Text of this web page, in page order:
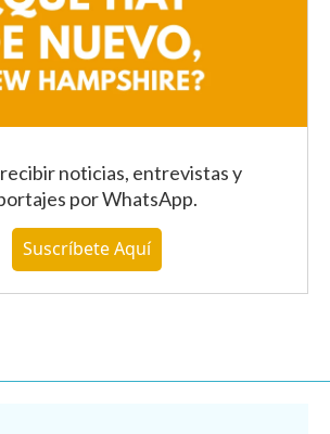
noticias, entrevistas y
por WhatsApp.
Suscríbete Aquí